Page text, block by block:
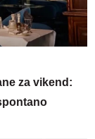
za vikend: